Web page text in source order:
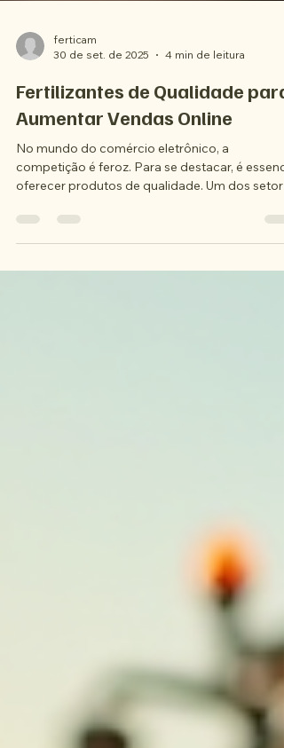
30 de set. de 2025
4 min de leitura
Fertilizantes de Qualidade para
Aumentar Vendas Online
No mundo do comércio eletrônico, a
oferecer produtos de qualidade. Um dos
que...